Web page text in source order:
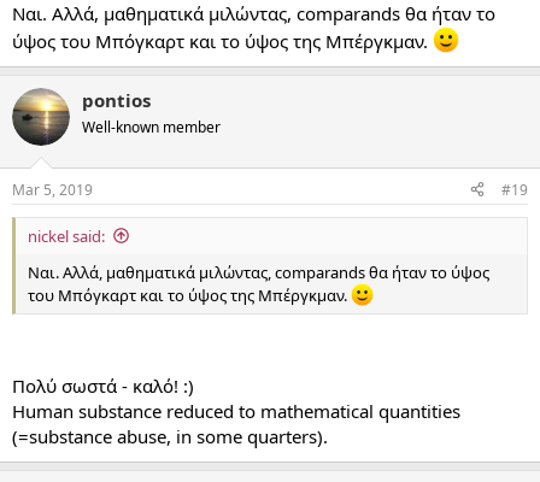
Ναι. Αλλά, μαθηματικά μιλώντας, comparands θα ήταν το
ύψος του Μπόγκαρτ και το ύψος της Μπέργκμαν.
pontios
Well-known member
Mar 5, 2019 #19
nickel said:
Ναι. Αλλά, μαθηματικά μιλώντας, comparands θα ήταν το ύψος
του Μπόγκαρτ και το ύψος της Μπέργκμαν.
Πολύ σωστά - καλό! :)
Human substance reduced to mathematical quantities
(=substance abuse, in some quarters).